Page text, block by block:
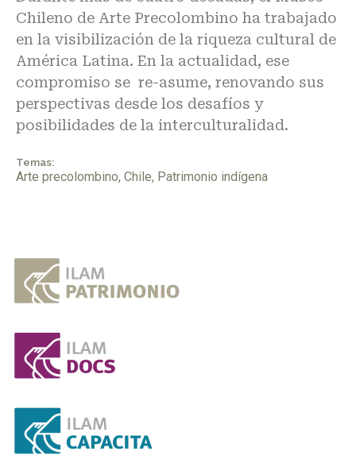
Chileno de Arte Precolombino ha trabajado
en la visibilización de la riqueza cultural de
América Latina. En la actualidad, ese
compromiso se re-asume, renovando sus
perspectivas desde los desafíos y
posibilidades de la interculturalidad.
Temas:
Arte precolombino, Chile, Patrimonio indígena